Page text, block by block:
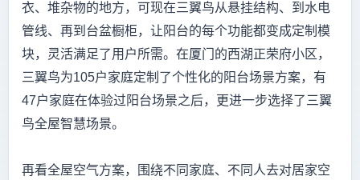
衣、堆杂物的地方，可现在三翼鸟从悬挂结构、到水电
管线、再到台盆橱柜，让阳台的每个功能都变成定制模
块，灵活满足了用户所需。在厦门的西湖正荣府小区，
三翼鸟为105户家庭定制了个性化的阳台场景方案，有
47户家庭在体验过阳台场景之后，更进一步选择了三翼
鸟全屋智慧场景。
再看全屋空气方案，围绕不同家庭、不同人去对居家空